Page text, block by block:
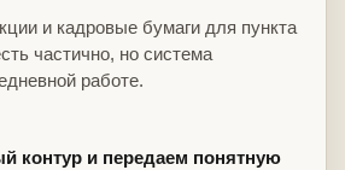
и кадровые бумаги для пункта
частично, но система
работе.
контур и передаем понятную